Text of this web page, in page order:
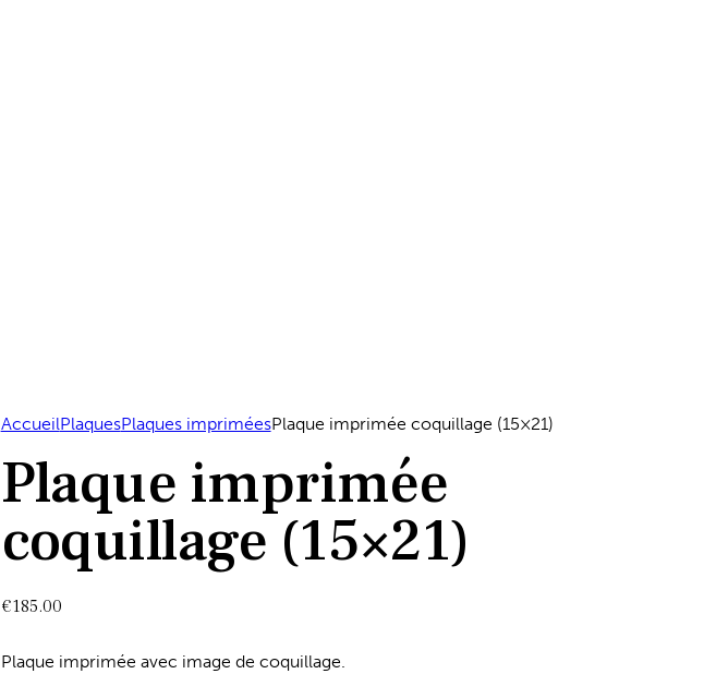
AccueilPlaquesPlaques impriméesPlaque imprimée coquillage (15×21)
Plaque imprimée
coquillage (15×21)
€185.00
Plaque imprimée avec image de coquillage.